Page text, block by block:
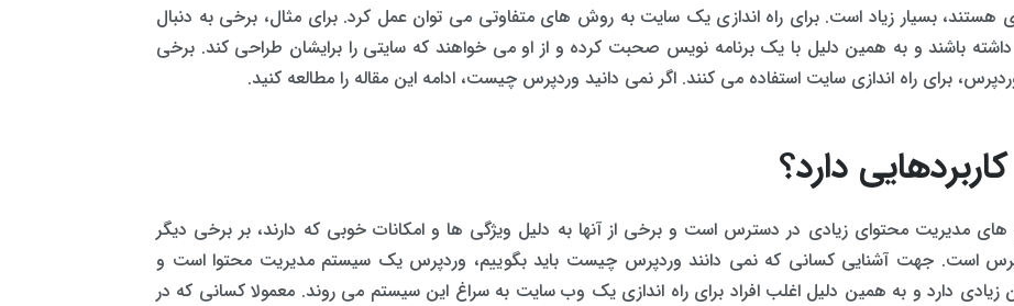
هستند، بسیار زیاد است. برای راه اندازی یک سایت به روش های متفاوتی می توان عمل کرد. برای مثال، برخی به دنبال
باشند و به همین دلیل با یک برنامه نویس صحبت کرده و از او می خواهند که سایتی را برایشان طراحی کند. برخی
برای راه اندازی سایت استفاده می کنند. اگر نمی دانید وردپرس چیست، ادامه این مقاله را مطالعه کنید.
دارد؟
مدیریت محتوای زیادی در دسترس است و برخی از آنها به دلیل ویژگی ها و امکانات خوبی که دارند، بر برخی دیگر
است. جهت آشنایی کسانی که نمی دانند وردپرس چیست باید بگوییم، وردپرس یک سیستم مدیریت محتوا است و
دارد و به همین دلیل اغلب افراد برای راه اندازی یک وب سایت به سراغ این سیستم می روند. معمولا کسانی که در